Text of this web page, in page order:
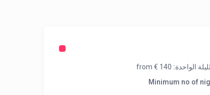
الواحدة:
Minimum no of